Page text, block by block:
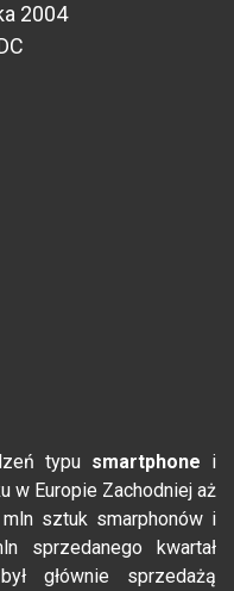
2004
typu smartphone i
w Europie Zachodniej aż
sztuk smarphonów i
sprzedanego kwartał
głównie sprzedażą